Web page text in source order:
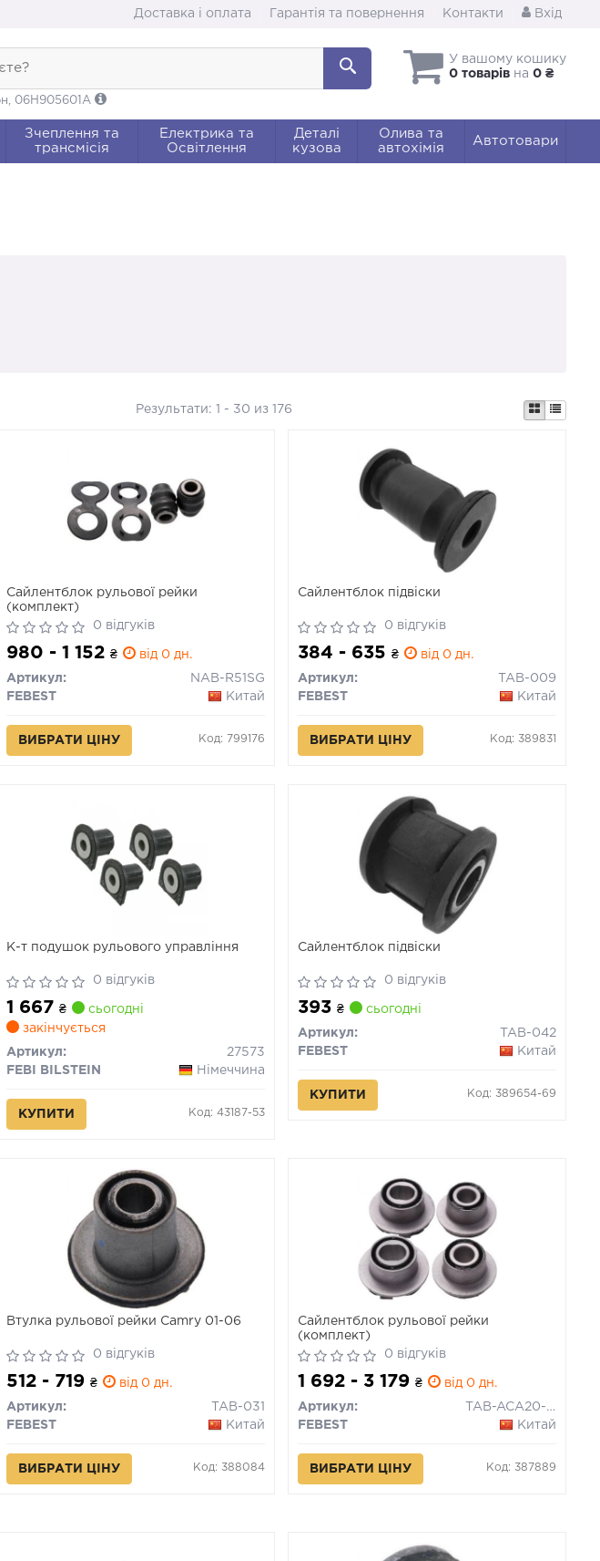
Доставка і оплата Гарантія та повернення Контакти Вхід
У вашому кошику
0 товарів на 0 ₴
06H905601A
Зчеплення та
трансмісія
Електрика та
Освітлення
Деталі
кузова
Олива та
автохімія
Автотовари
Результати: 1 - 30 из 176
Сайлентблок рульової рейки
(комплект)
0 відгуків
980 - 1 152₴ від 0 дн.
Артикул:
NAB-R51SG
FEBEST
Китай
ВИБРАТИ ЦІНУ Код: 799176
Сайлентблок підвіски
0 відгуків
384 - 635₴ від 0 дн.
Артикул:
TAB-009
FEBEST
Китай
ВИБРАТИ ЦІНУ Код: 389831
К-т подушок рульового управління
0 відгуків
1 667₴
сьогодні
закінчується
Артикул:
27573
FEBI BILSTEIN
Німеччина
КУПИТИ Код: 43187-53
Сайлентблок підвіски
0 відгуків
393₴ сьогодні
Артикул:
TAB-042
FEBEST
Китай
КУПИТИ Код: 389654-69
Втулка рульової рейки Camry 01-06
0 відгуків
512 - 719₴ від 0 дн.
Артикул:
TAB-031
FEBEST
Китай
ВИБРАТИ ЦІНУ Код: 388084
Сайлентблок рульової рейки
(комплект)
0 відгуків
1 692 - 3 179₴ від 0 дн.
Артикул:
TAB-ACA20-KIT
FEBEST
Китай
ВИБРАТИ ЦІНУ Код: 387889